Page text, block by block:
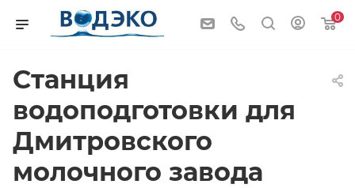
0
Станция
водоподготовки для
Дмитровского
молочного завода